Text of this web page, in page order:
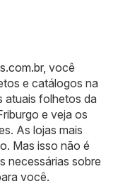
, você
e catálogos na
atuais folhetos da
e veja os
As lojas mais
. Mas isso não é
necessárias sobre
você.